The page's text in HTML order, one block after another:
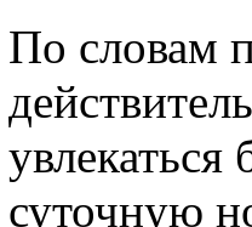
По словам
суточную